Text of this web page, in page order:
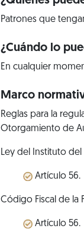
Patrones que
¿Cuándo lo
En cualquier
Marco
Reglas para la
Otorgamiento de
Ley del Instituto
Artículo 56.
Código Fiscal de la
Artículo 56.